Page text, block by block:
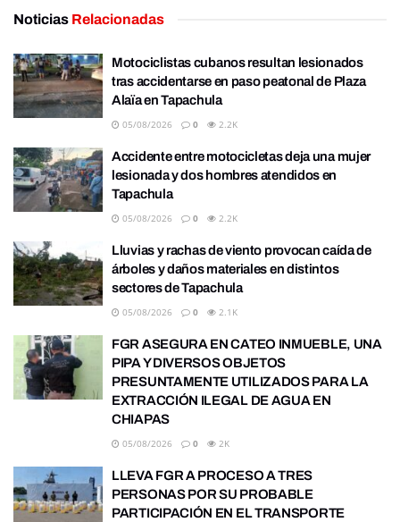
Noticias Relacionadas
Motociclistas cubanos resultan lesionados
tras accidentarse en paso peatonal de Plaza
Alaïa en Tapachula
05/08/2026 0 2.2K
Accidente entre motocicletas deja una mujer
lesionada y dos hombres atendidos en
Tapachula
05/08/2026 0 2.2K
Lluvias y rachas de viento provocan caída de
árboles y daños materiales en distintos
sectores de Tapachula
05/08/2026 0 2.1K
FGR ASEGURA EN CATEO INMUEBLE, UNA
PIPA Y DIVERSOS OBJETOS
PRESUNTAMENTE UTILIZADOS PARA LA
EXTRACCIÓN ILEGAL DE AGUA EN
CHIAPAS
05/08/2026 0 2K
LLEVA FGR A PROCESO A TRES
PERSONAS POR SU PROBABLE
PARTICIPACIÓN EN EL TRANSPORTE